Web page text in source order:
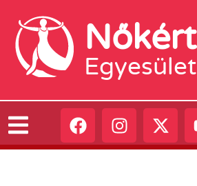
Nőkért
Egyesület